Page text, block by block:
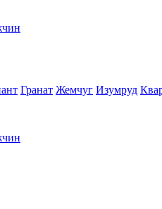
Гранат Жемчуг Изумруд